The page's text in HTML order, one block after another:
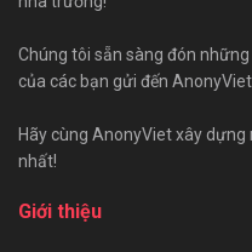
Chúng tôi sẵn sàng đón
của các bạn gửi đến
Hãy cùng AnonyViet xây
nhất!
Giới thiệu